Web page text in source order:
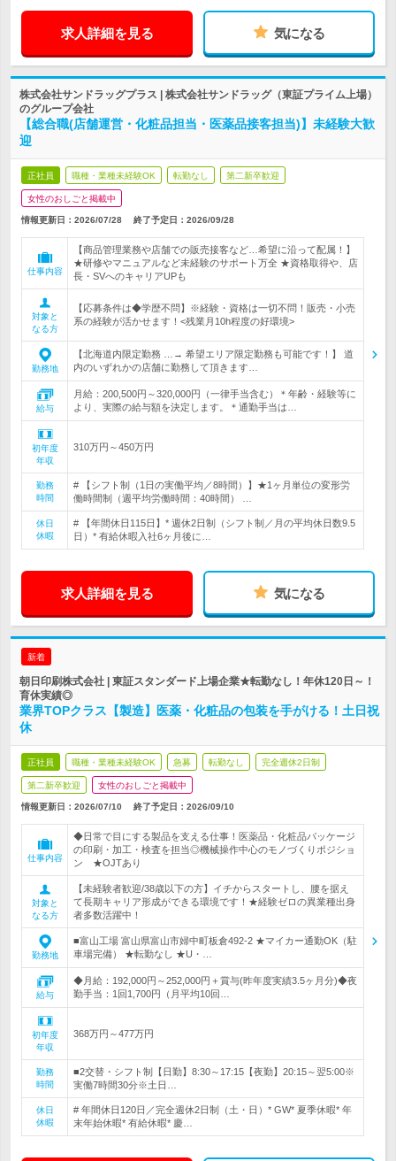
求人詳細を見る 気になる
株式会社サンドラッグプラス | 株式会社サンドラッグ（東証プライム上場）
のグループ会社
【総合職(店舗運営・化粧品担当・医薬品接客担当)】未経験大歓
迎
正社員 職種・業種未経験OK 転勤なし 第二新卒歓迎
女性のおしごと掲載中
情報更新日：2026/07/28 終了予定日： 2026/09/28
仕事内容
【商品管理業務や店舗での販売接客など…希望に沿って配属！】
★研修やマニュアルなど未経験のサポート万全 ★資格取得や、店
長・SVへのキャリアUPも
対象と
なる方
【応募条件は◆学歴不問】※経験・資格は一切不問！販売・小売
系の経験が活かせます！<残業月10h程度の好環境>
勤務地
【北海道内限定勤務 …→ 希望エリア限定勤務も可能です！】 道
内のいずれかの店舗に勤務して頂きます…
給与
月給：200,500円～320,000円（一律手当含む）＊年齢・経験等に
より、実際の給与額を決定します。＊通勤手当は…
初年度
年収
310万円～450万円
勤務
時間
# 【シフト制（1日の実働平均／8時間）】★1ヶ月単位の変形労
働時間制（週平均労働時間：40時間） …
休日
休暇
# 【年間休日115日】* 週休2日制（シフト制／月の平均休日数9.5
日）* 有給休暇入社6ヶ月後に…
求人詳細を見る 気になる
新着
朝日印刷株式会社 | 東証スタンダード上場企業★転勤なし！年休120日～！
育休実績◎
業界TOPクラス【製造】医薬・化粧品の包装を手がける！土日祝
休
正社員 職種・業種未経験OK 急募 転勤なし 完全週休2日制
第二新卒歓迎 女性のおしごと掲載中
情報更新日：2026/07/10 終了予定日： 2026/09/10
仕事内容
◆日常で目にする製品を支える仕事！医薬品・化粧品パッケージ
の印刷・加工・検査を担当◎機械操作中心のモノづくりポジショ
ン ★OJTあり
対象と
なる方
【未経験者歓迎/38歳以下の方】イチからスタートし、腰を据え
て長期キャリア形成ができる環境です！★経験ゼロの異業種出身
者多数活躍中！
勤務地
■富山工場 富山県富山市婦中町板倉492-2 ★マイカー通勤OK（駐
車場完備） ★転勤なし ★U・…
給与
◆月給：192,000円～252,000円＋賞与(昨年度実績3.5ヶ月分)◆夜
勤手当：1回1,700円（月平均10回…
初年度
年収
368万円～477万円
勤務
時間
■2交替・シフト制【日勤】8:30～17:15【夜勤】20:15～翌5:00※
実働7時間30分※土日…
休日
休暇
# 年間休日120日／完全週休2日制（土・日）* GW* 夏季休暇* 年
末年始休暇* 有給休暇* 慶…